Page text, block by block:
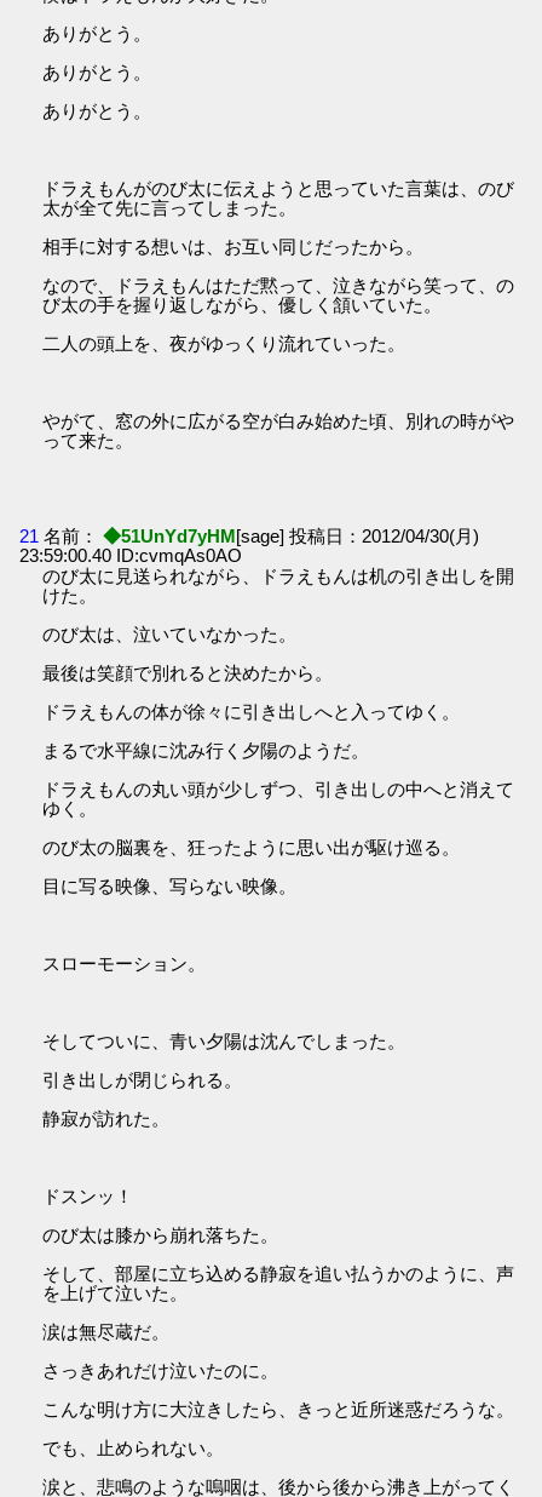
ありがとう。
ありがとう。
ありがとう。
ドラえもんがのび太に伝えようと思っていた言葉は、のび
太が全て先に言ってしまった。
相手に対する想いは、お互い同じだったから。
なので、ドラえもんはただ黙って、泣きながら笑って、の
び太の手を握り返しながら、優しく頷いていた。
二人の頭上を、夜がゆっくり流れていった。
やがて、窓の外に広がる空が白み始めた頃、別れの時がや
って来た。
21 名前： ◆51UnYd7yHM[sage] 投稿日：2012/04/30(月)
23:59:00.40 ID:cvmqAs0AO
のび太に見送られながら、ドラえもんは机の引き出しを開
けた。
のび太は、泣いていなかった。
最後は笑顔で別れると決めたから。
ドラえもんの体が徐々に引き出しへと入ってゆく。
まるで水平線に沈み行く夕陽のようだ。
ドラえもんの丸い頭が少しずつ、引き出しの中へと消えて
ゆく。
のび太の脳裏を、狂ったように思い出が駆け巡る。
目に写る映像、写らない映像。
スローモーション。
そしてついに、青い夕陽は沈んでしまった。
引き出しが閉じられる。
静寂が訪れた。
ドスンッ！
のび太は膝から崩れ落ちた。
そして、部屋に立ち込める静寂を追い払うかのように、声
を上げて泣いた。
涙は無尽蔵だ。
さっきあれだけ泣いたのに。
こんな明け方に大泣きしたら、きっと近所迷惑だろうな。
でも、止められない。
涙と、悲鳴のような嗚咽は、後から後から沸き上がってく